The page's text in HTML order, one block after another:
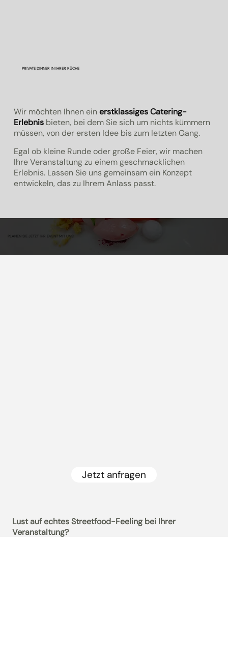
PRIVATE DINNER IN IHRER KÜCHE
Wir möchten Ihnen einerstklassiges Catering-
Erlebnis bieten, bei dem Sie sich um nichts kümmern
müssen, von der ersten Idee bis zum letzten Gang.
Egal ob kleine Runde oder große Feier, wir machen
Ihre Veranstaltung zu einem geschmacklichen
Erlebnis. Lassen Sie uns gemeinsam ein Konzept
entwickeln, das zu Ihrem Anlass passt.
PLANEN SIE JETZT IHR EVENT MIT UNS!
Jetzt anfragen
Lust auf echtes Streetfood-Feeling bei Ihrer
Veranstaltung?